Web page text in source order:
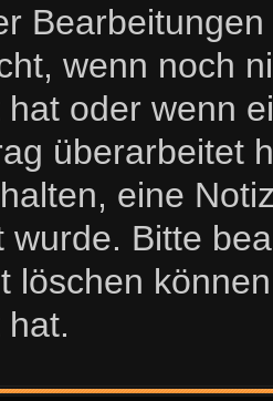
wenn noch
oder wenn
überarbeitet
eine
wurde. Bitte
löschen